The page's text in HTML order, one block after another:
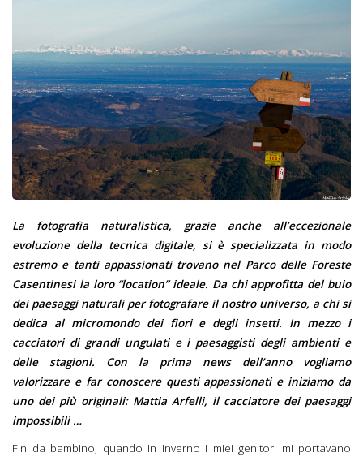
La fotografia naturalistica, grazie anche all’eccezionale
evoluzione della tecnica digitale, si è specializzata in modo
estremo e tanti appassionati trovano nel Parco delle Foreste
Casentinesi la loro “location” ideale. Da chi approfitta del buio
dei paesaggi naturali per fotografare il nostro universo, a chi si
dedica al micromondo dei fiori e degli insetti. In mezzo i
cacciatori di grandi ungulati e i paesaggisti degli ambienti e
delle stagioni. Con la prima news dell’anno vogliamo
valorizzare e far conoscere questi appassionati e iniziamo da
uno dei più originali: Mattia Arfelli, il cacciatore dei paesaggi
impossibili …
Fin da bambino, quando in inverno i miei genitori mi portavano